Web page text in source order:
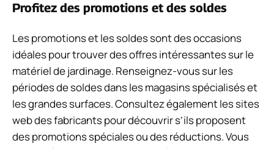
Profitez des promotions et des soldes
Les promotions et les soldes sont des occasions
idéales pour trouver des offres intéressantes sur le
matériel de jardinage. Renseignez-vous sur les
périodes de soldes dans les magasins spécialisés et
les grandes surfaces. Consultez également les sites
web des fabricants pour découvrir s’ils proposent
des promotions spéciales ou des réductions. Vous